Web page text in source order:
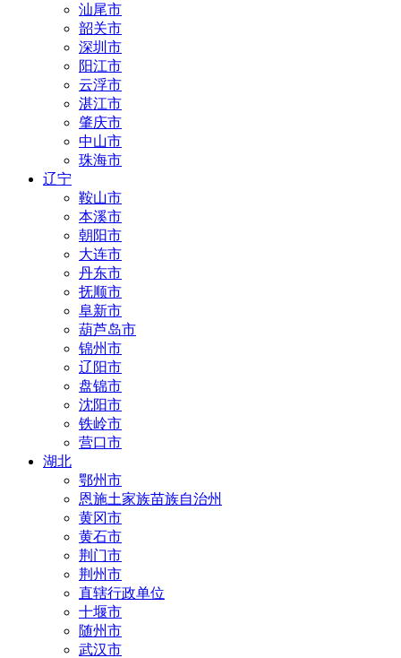
汕尾市
韶关市
深圳市
阳江市
云浮市
湛江市
肇庆市
中山市
珠海市
辽宁
鞍山市
本溪市
朝阳市
大连市
丹东市
抚顺市
阜新市
葫芦岛市
锦州市
辽阳市
盘锦市
沈阳市
铁岭市
营口市
湖北
鄂州市
恩施土家族苗族自治州
黄冈市
黄石市
荆门市
荆州市
直辖行政单位
十堰市
随州市
武汉市